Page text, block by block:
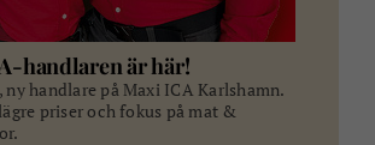
handlaren är här!
ny handlare på Maxi ICA Karlshamn.
priser och fokus på mat &